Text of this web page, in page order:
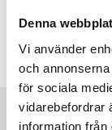
Denna
Vi använder
och
för sociala
vidarebefordrar
information från